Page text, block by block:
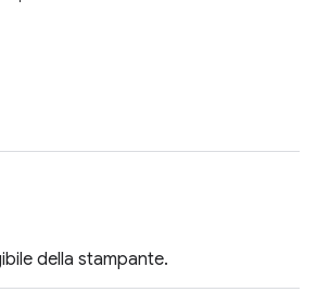
della stampante.